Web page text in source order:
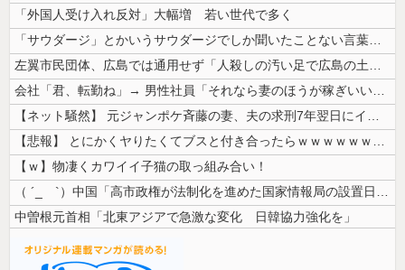
「外国人受け入れ反対」大幅増 若い世代で多く
「サウダージ」とかいうサウダージでしか聞いたことない言葉ｗｗｗｗｗｗｗ...
左翼市民団体、広島では通用せず「人殺しの汚い足で広島の土を踏むな！」→...
会社「君、転勤ね」→ 男性社員「それなら妻のほうが稼ぎいいんで辞めます...
【ネット騒然】 元ジャンポケ斉藤の妻、夫の求刑7年翌日にインスタ更新！...
【悲報】 とにかくヤりたくてブスと付き合ったらｗｗｗｗｗｗｗｗｗｗｗｗ...
【ｗ】物凄くカワイイ子猫の取っ組み合い！
（ ´_ゝ`）中国「高市政権が法制化を進めた国家情報局の設置日が7月3...
中曽根元首相「北東アジアで急激な変化 日韓協力強化を」